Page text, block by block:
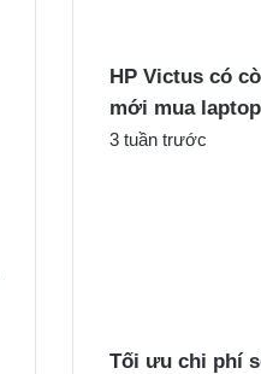
:HP Victus có
mới mua
3 tuần trước
Tối ưu chi phí